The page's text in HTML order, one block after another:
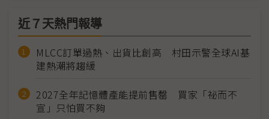
近７天熱門報導
MLCC訂單過熱、出貨比創高 村田示警全球AI基
建熱潮將趨緩
2027全年記憶體產能提前售罄 買家「祕而不
宣」只怕買不夠